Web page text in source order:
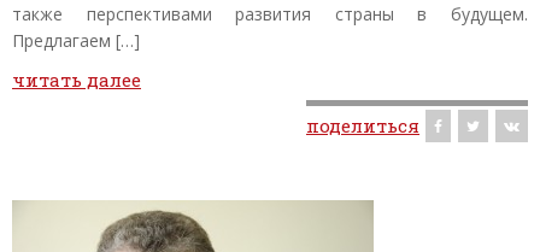
также перспективами развития страны в будущем.
Предлагаем […]
читать далее
поделиться